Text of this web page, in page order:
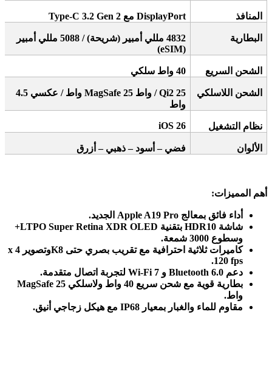
المنافذ Type-C 3.2 Gen 2 مع DisplayPort
البطارية 4832 مللي أمبير (شريحة) / 5088 مللي أمبير
(eSIM)
الشحن السريع 40 واط سلكي
الشحن اللاسلكي MagSafe 25 واط/ Qi2 25
واط / عكسي 4.5
واط
نظام التشغيل iOS 26
الألوان فضي – أسود – ذهبي – أزرق
أهم المميزات:
أداء فائق بمعالج الجديد.
شاشة
بتقنية HDR10+
وسطوع 3000 شمعة
.
كاميرات ثلاثية احترافية مع تقريب بصري حتى 8
x وتصوير 4K
120 fps.
دعم
و Bluetooth 6.0 لتجربة اتصال متقدمة.
بطارية قوية مع شحن سريع 40 واط ولاسلكي
واط.
مقاوم للماء والغبار بمعيار
مع هيكل زجاجي أنيق.